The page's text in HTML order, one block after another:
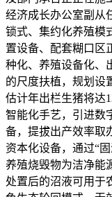
经济成长办公室副从
锁式、集约化养殖模
置设备、配套糊口区
种化、养殖设备化、
的尺度扶植，规划设
估计年出栏生猪将达
智能化手艺，引进数
备，提拔出产效率取
资本化设备，通过“
养殖烧毁物为洁净能
处置后的沼液可用于